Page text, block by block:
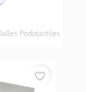
Podotactiles
favorite_border